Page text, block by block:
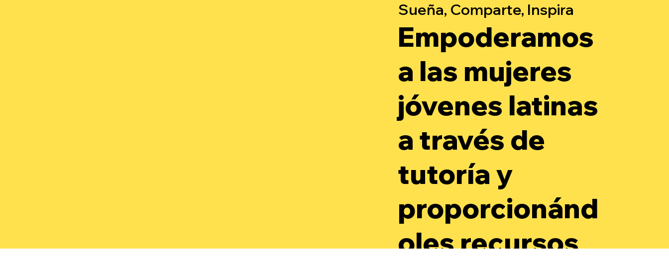
Sueña, Comparte, Inspira
Empoderamos
a las mujeres
jóvenes latinas
a través de
tutoría y
proporcionánd
oles recursos